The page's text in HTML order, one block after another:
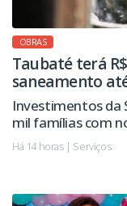
OBRAS
Taubaté terá
saneamento
Investimentos da
mil famílias com
regiões da cidade.
Há 14 horas | Serviços